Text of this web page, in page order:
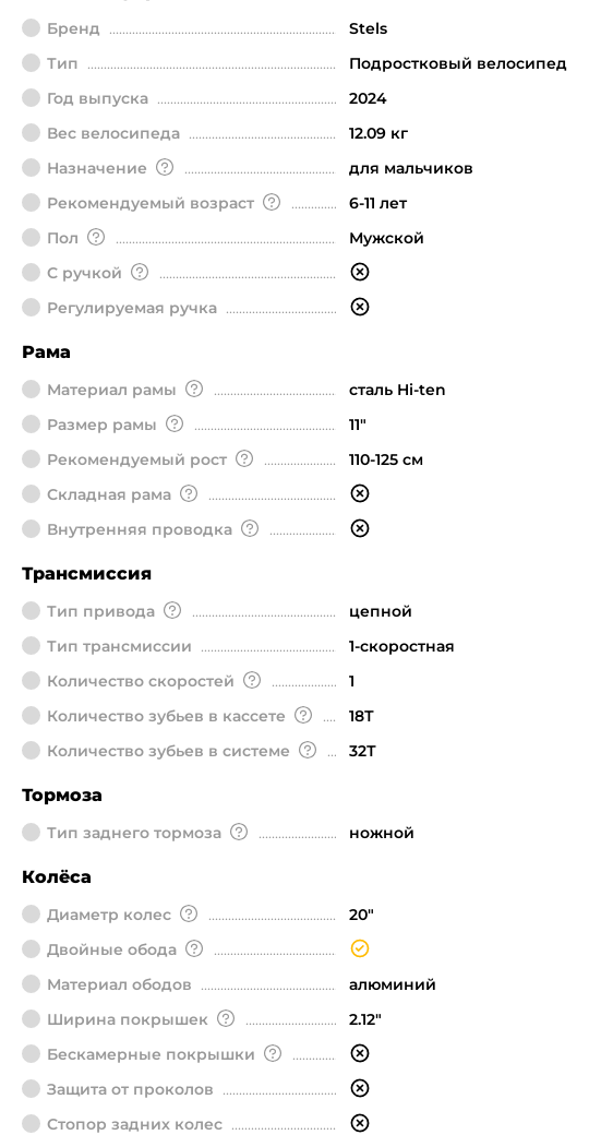
Бренд
Stels
Тип
Подростковый велосипед
Год выпуска
2024
Вес велосипеда
12.09 кг
Назначение
для мальчиков
Рекомендуемый возраст
6-11 лет
Пол
Мужской
С ручкой
Регулируемая ручка
Рама
Материал рамы
сталь Hi-ten
Размер рамы
11"
Рекомендуемый рост
110-125 см
Складная рама
Внутренняя проводка
Трансмиссия
Тип привода
цепной
Тип трансмиссии
1-скоростная
Количество скоростей
1
Количество зубьев в кассете
18Т
Количество зубьев в системе
32Т
Тормоза
Тип заднего тормоза ножной
Колёса
Диаметр колeс
20"
Двойные обода
Материал ободов
алюминий
Ширина покрышек
2.12"
Бескамерные покрышки
Защита от проколов
Стопор задних колес